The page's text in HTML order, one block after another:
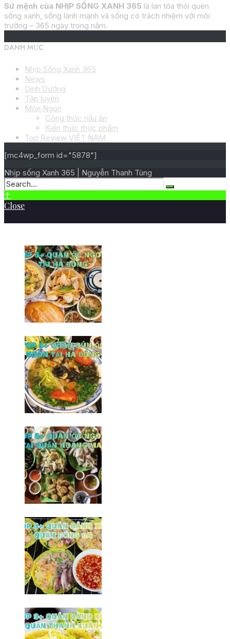
Sứ mệnh của NHỊP SỐNG XANH 365 là lan tỏa thói quen
sống xanh, sống lành mạnh và sống có trách nhiệm với môi
trường – 365 ngày trong năm.
DANH MỤC
Nhịp Sống Xanh 365
News
Dinh Dưỡng
Tập luyện
Món Ngon
Công thức nấu ăn
Kiến thức thực phẩm
Top Review VIỆT NAM
[mc4wp_form id="5878"]
Nhịp sống Xanh 365 | Nguyễn Thanh Tùng
↑
Close